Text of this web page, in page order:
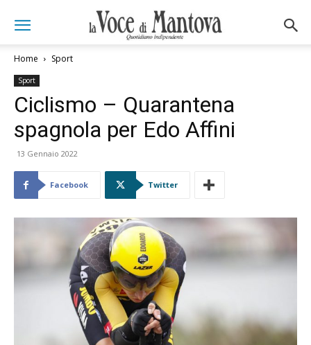
Home Sport
Sport
Ciclismo – Quarantena
spagnola per Edo Affini
13 Gennaio 2022
Facebook Twitter